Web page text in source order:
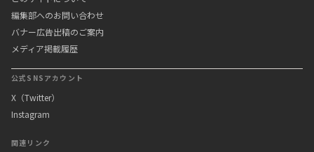
編集部へのお問い合わせ
バナー広告出稿のご案内
メディア掲載履歴
公式SNSアカウント
X（Twitter）
Instagram
関連リンク